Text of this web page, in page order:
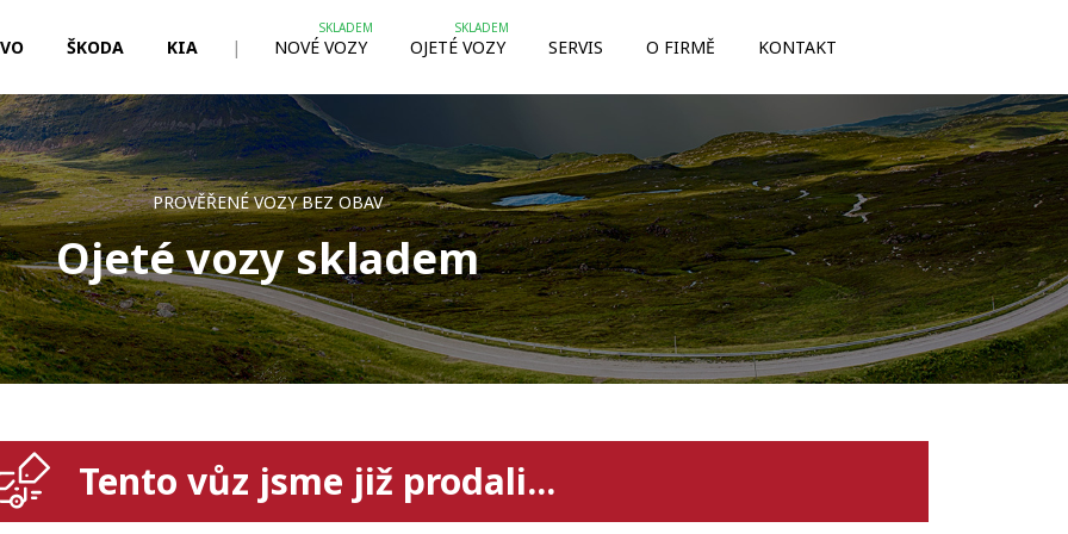
ŠKODA KIA | NOVÉ VOZY OJETÉ VOZY SERVIS O FIRMĚ KONTAKT
PROVĚŘENÉ VOZY BEZ OBAV
Ojeté vozy skladem
Tento vůz jsme již prodali...